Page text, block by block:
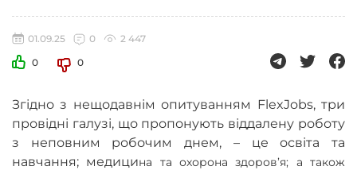
01.09.25 0
2 447
0
0
Згідно з нещодавнім опитуванням FlexJobs, три
провідні галузі, що пропонують віддалену роботу
з неповним робочим днем, – це освіта та
навчання; медицина та охорона здоров’я; а також